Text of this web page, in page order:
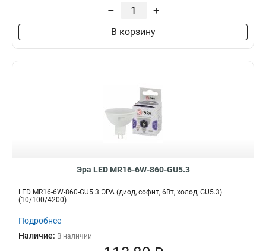
– +
В корзину
Эра LED MR16-6W-860-GU5.3
LED MR16-6W-860-GU5.3 ЭРА (диод, софит, 6Вт, холод, GU5.3)
(10/100/4200)
Подробнее
Наличие: В наличии